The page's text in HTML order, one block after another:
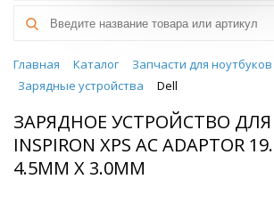
Главная Каталог
Запчасти для ноутбуков
Зарядные устройства
Dell
ЗАРЯДНОЕ УСТРОЙСТВО ДЛЯ
INSPIRON XPS AC ADAPTOR
4.5ММ Х 3.0ММ